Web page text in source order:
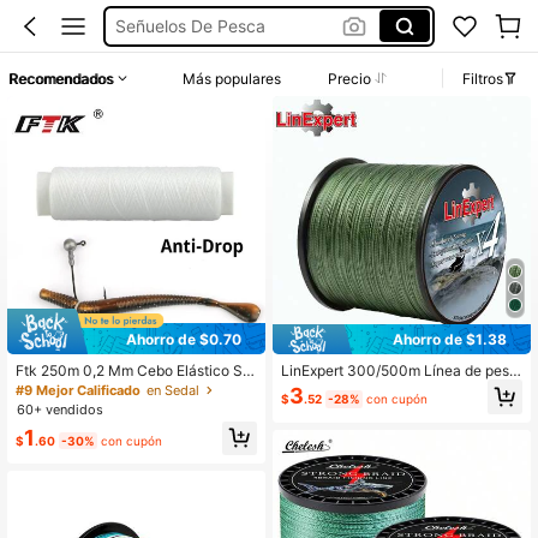
Accesorios De Pesca
Recomendados Más populares Precio Filtros
Ahorro de $0.70
Ftk 250m 0,2 Mm Cebo Elástico Se
ñuelo Línea De Pesca Anti-despren
dimiento Elástico Línea De Pesca M
#9 Mejor Calificado en Sedal
60+ vendidos
$1 .60 -30% con cupón
Ahorro de $1.38
LinExpert 300/500m Línea de pesc
a trenzada de 4 hebras de PE, dura
dera y resistente a la abrasión, ade
sca en el mar, accesorio esencial p
ara pescadores profesionales
$3.52 -28% con cupón